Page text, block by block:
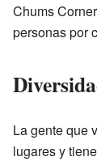
Chums
personas por
La gente que
lugares y